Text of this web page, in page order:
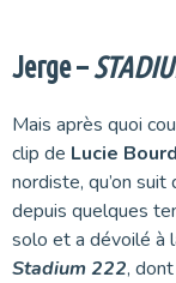
Jerge –
Mais après quoi
clip de Lucie
nordiste, qu’on
depuis quelques
solo et a dévoilé à
Stadium 222,